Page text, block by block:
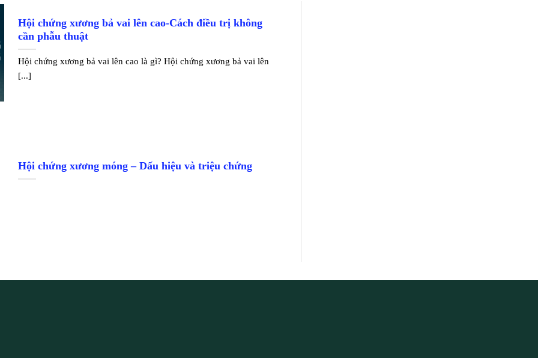
Hội chứng xương bả vai lên cao-Cách điều trị không
cần phẫu thuật
Hội chứng xương bả vai lên cao là gì? Hội chứng xương bả vai lên
[...]
Hội chứng xương móng – Dấu hiệu và triệu chứng